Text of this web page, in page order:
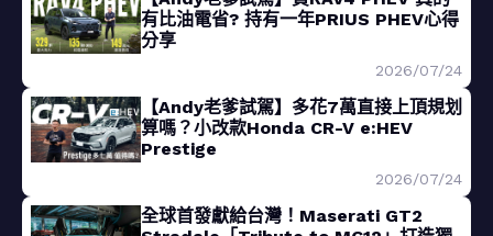
有比油電省? 持有一年PRIUS PHEV心得
分享
2026/07/24
【Andy老爹試駕】多花7萬直接上頂規划
算嗎？小改款Honda CR-V e:HEV
Prestige
2026/07/24
全球首發獻給台灣！Maserati GT2